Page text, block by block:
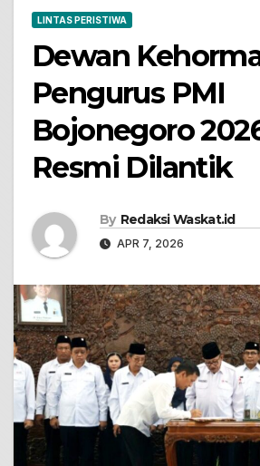
LINTAS PERISTIWA
Dewan
Pengurus PMI
Bojonegoro
Resmi Dilantik
By Redaksi Waskat.id
APR 7, 2026